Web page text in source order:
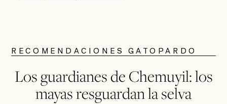
RECOMENDACIONES GATOPARDO
Los guardianes de Chemuyil: los
mayas resguardan la selva